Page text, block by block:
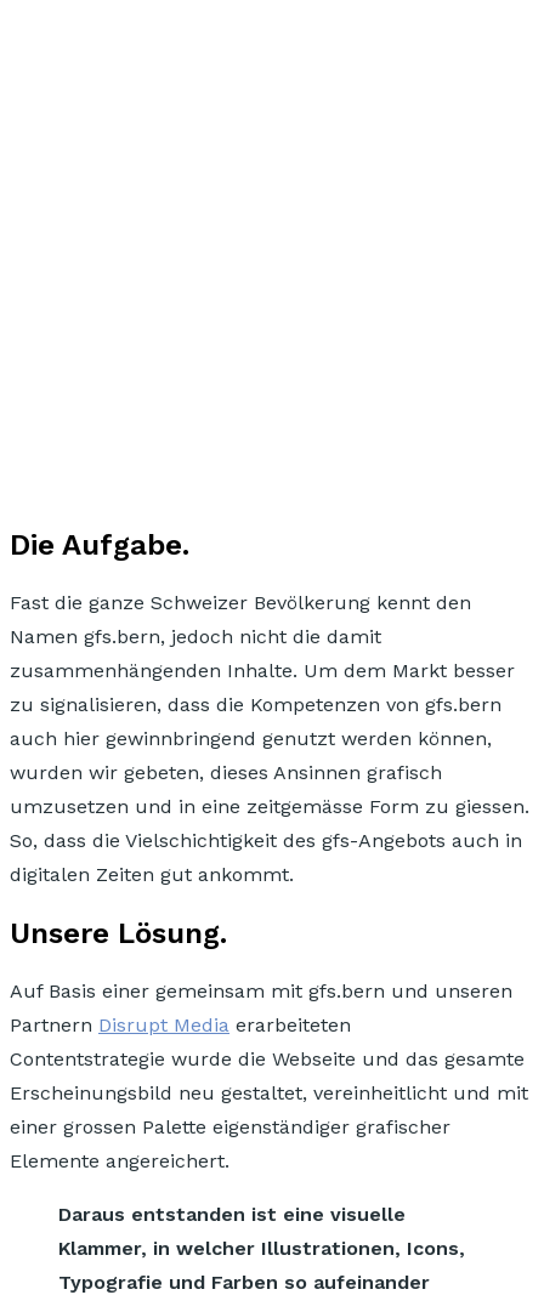
Die Aufgabe.
Fast die ganze Schweizer Bevölkerung kennt den
Namen gfs.bern, jedoch nicht die damit
zusammenhängenden Inhalte. Um dem Markt besser
zu signalisieren, dass die Kompetenzen von gfs.bern
auch hier gewinnbringend genutzt werden können,
wurden wir gebeten, dieses Ansinnen grafisch
umzusetzen und in eine zeitgemässe Form zu giessen.
So, dass die Vielschichtigkeit des gfs-Angebots auch in
digitalen Zeiten gut ankommt.
Unsere Lösung.
Auf Basis einer gemeinsam mit gfs.bern und unseren
Partnern Disrupt Media erarbeiteten
Contentstrategie wurde die Webseite und das gesamte
Erscheinungsbild neu gestaltet, vereinheitlicht und mit
einer grossen Palette eigenständiger grafischer
Elemente angereichert.
Daraus entstanden ist eine visuelle
Klammer, in welcher Illustrationen, Icons,
Typografie und Farben so aufeinander